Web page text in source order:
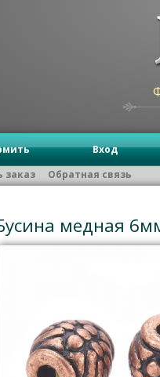
Вход
заказ Обратная связь
медная